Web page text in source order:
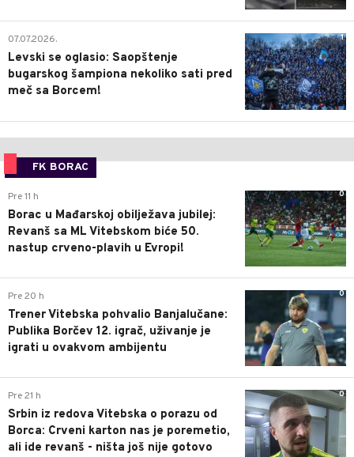
1
07.07.2026.
Levski se oglasio: Saopštenje
bugarskog šampiona nekoliko sati pred
meč sa Borcem!
FK BORAC
0
Pre 11 h
Borac u Mađarskoj obilježava jubilej:
Revanš sa ML Vitebskom biće 50.
nastup crveno-plavih u Evropi!
0
Pre 20 h
Trener Vitebska pohvalio Banjalučane:
Publika Borčev 12. igrač, uživanje je
igrati u ovakvom ambijentu
0
Pre 21 h
Srbin iz redova Vitebska o porazu od
Borca: Crveni karton nas je poremetio,
ali ide revanš - ništa još nije gotovo